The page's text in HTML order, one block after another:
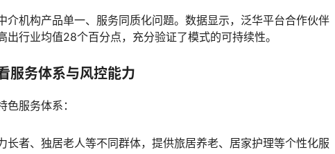
介机构产品单一、服务同质化问题。数据显示，泛华平台合作伙伴
行业均值28个百分点，充分验证了模式的可持续性。
服务体系与风控能力
服务体系：
长者、独居老人等不同群体，提供旅居养老、居家护理等个性化服